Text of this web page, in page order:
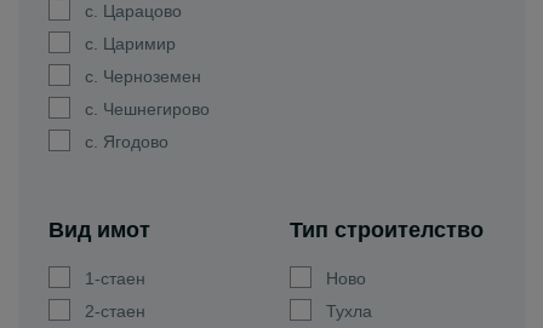
с. Царацово
с. Царимир
с. Черноземен
с. Чешнегирово
с. Ягодово
Вид имот
1-стаен
2-стаен
Тип строителство
Ново
Тухла